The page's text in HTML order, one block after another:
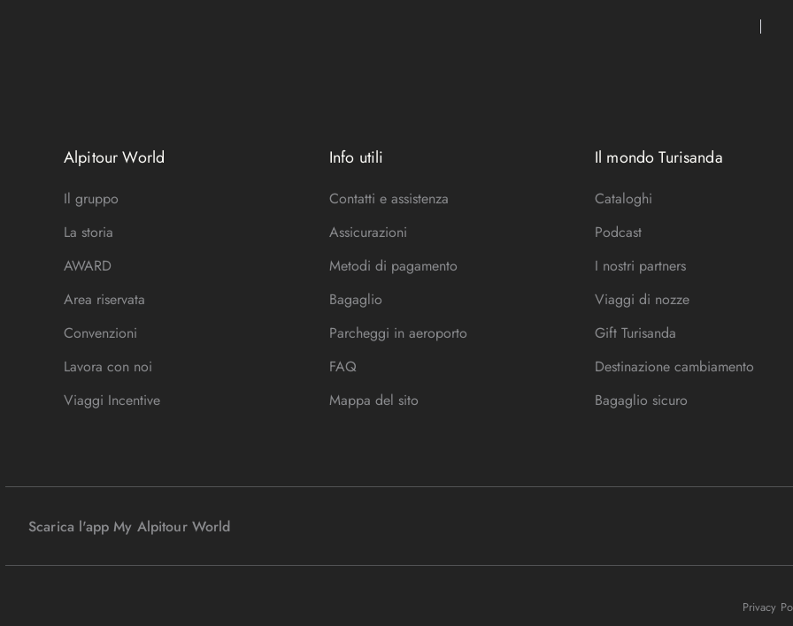
Alpitour World
Il gruppo
La storia
AWARD
Area riservata
Convenzioni
Lavora con noi
Viaggi Incentive
Info utili
Contatti e assistenza
Assicurazioni
Metodi di pagamento
Bagaglio
Parcheggi in aeroporto
FAQ
Mappa del sito
Il mondo Turisanda
Cataloghi
Podcast
I nostri partners
Viaggi di nozze
Gift Turisanda
Destinazione cambiamento
Bagaglio sicuro
Scarica l'app My Alpitour World
Privacy